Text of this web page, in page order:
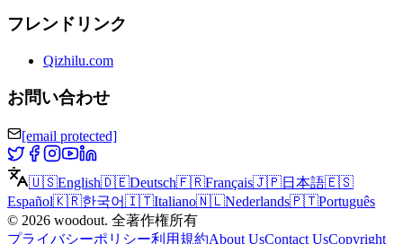
フレンドリンク
Qizhilu.com
お問い合わせ
[email protected]
🇺🇸English🇩🇪Deutsch🇫🇷Français🇯🇵日本語🇪🇸
Español🇰🇷한국어🇮🇹Italiano🇳🇱Nederlands🇵🇹Português
© 2026 woodout. 全著作権所有
プライバシーポリシー利用規約About UsContact UsCopyright